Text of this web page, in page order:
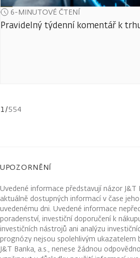
6-MINUTOVÉ ČTENÍ
Pravidelný týdenní komentář k
1/554
UPOZORNĚNÍ
Uvedené informace představují názor J&T
aktuálně dostupných informací v čase
uvedenému dni. Uvedené informace
poradenství, investiční doporučení k
investičních nástrojů ani analýzu
prognózy nejsou spolehlivým ukazatelem
J&T Banka, a.s., nenese žádnou